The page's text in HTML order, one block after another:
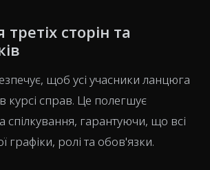
сторін та
щоб усі учасники ланцюга
курсі справ. Це полегшує
спілкування, гарантуючи, що всі
графіки, ролі та обов'язки.